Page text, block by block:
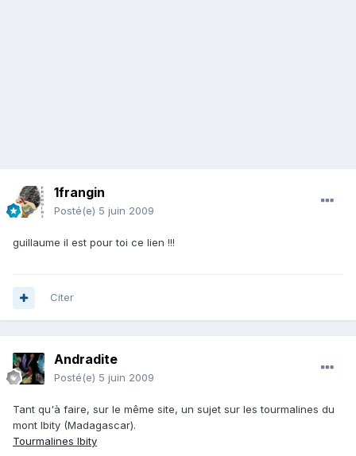
1frangin
Posté(e) 5 juin 2009
guillaume il est pour toi ce lien !!!
Citer
Andradite
Posté(e) 5 juin 2009
Tant qu'à faire, sur le même site, un sujet sur les tourmalines du
mont Ibity (Madagascar).
Tourmalines Ibity